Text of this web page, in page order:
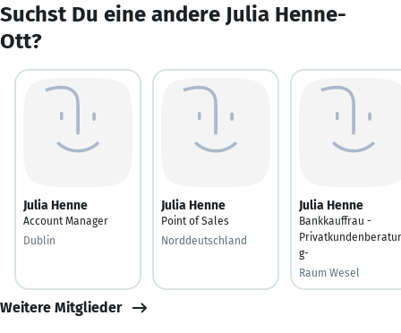
Suchst Du eine andere Julia Henne-
Ott?
Julia Henne
Account Manager
Dublin
Julia Henne
Point of Sales
Norddeutschland
Julia Henne
Bankkauffrau -
g-
Raum Wesel
Weitere Mitglieder